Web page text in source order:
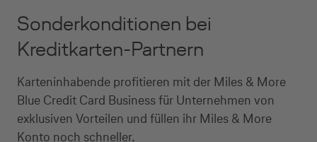
Sonderkonditionen bei
Kreditkarten-Partnern
Karteninhabende profitieren mit der Miles & More
Blue Credit Card Business für Unternehmen von
exklusiven Vorteilen und füllen ihr Miles & More
Konto noch schneller.